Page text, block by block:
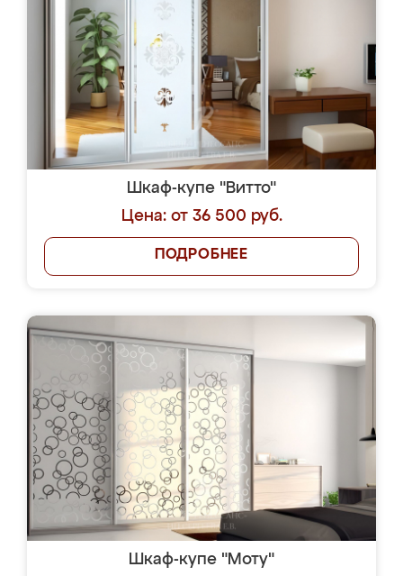
Шкаф-купе "Витто"
Цена: от 36 500 руб.
ПОДРОБНЕЕ
Шкаф-купе "Моту"